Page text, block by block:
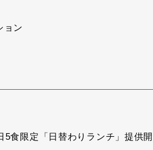
ョン
食限定「日替わりランチ」提供